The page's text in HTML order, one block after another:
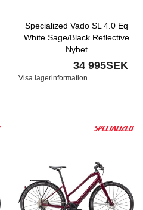
Specialized Vado SL 4.0 Eq
White Sage/Black Reflective
Nyhet
34 995SEK
Visa lagerinformation